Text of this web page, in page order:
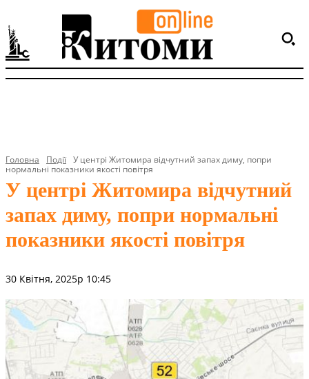
Головна Події У центрі Житомира відчутний запах диму, попри
нормальні показники якості повітря
У центрі Житомира відчутний
запах диму, попри нормальні
показники якості повітря
30 Квітня, 2025р 10:45